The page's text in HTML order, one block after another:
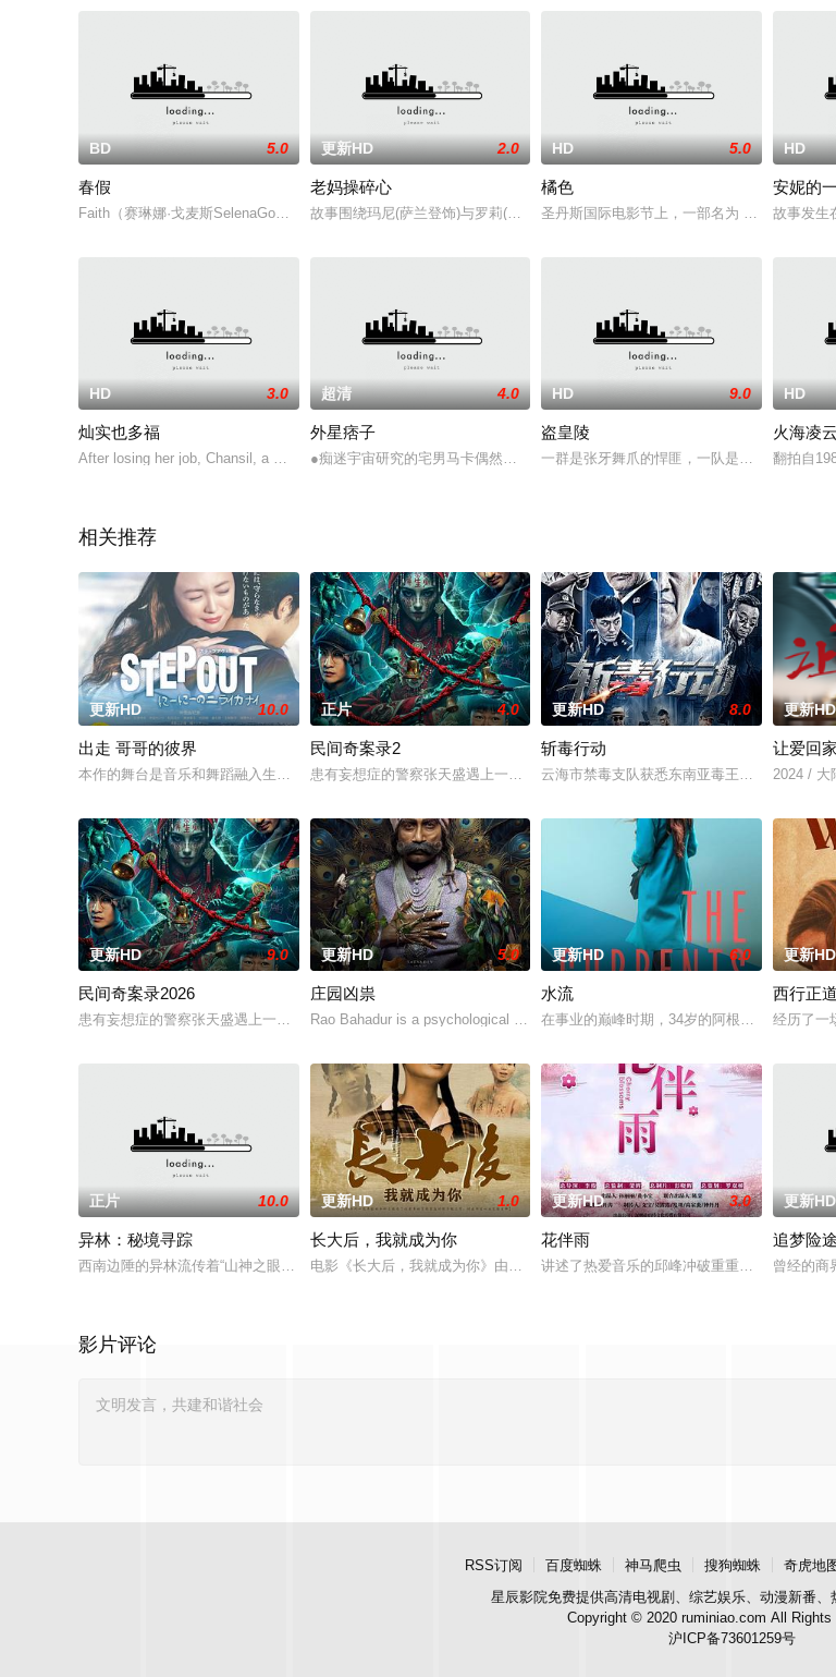
BD 5.0
春假
Faith（赛琳娜·戈麦斯SelenaGomez饰），Brit（艾什莉·本森AshleyBenson饰）
更新HD 2.0
老妈操碎心
故事围绕玛尼(萨兰登饰)与罗莉(拜恩饰)之间奇妙的母女关系展开。萨兰登与西蒙斯
HD 5.0
橘色
圣丹斯国际电影节上，一部名为 Tangerine （
HD
安妮的
故事发生
HD 3.0
灿实也多福
After losing her job, Chansil, a movie producer, mov
超清 4.0
外星痞子
●痴迷宇宙研究的宅男马卡偶然接收到了一颗来自外太空的神秘宝石，据说，这块宝
HD 9.0
盗皇陵
一群是张牙舞爪的悍匪，一队是英姿飒爽的娘
HD
火海凌
翻拍自
相关推荐
更新HD 10.0
出走 哥哥的彼界
本作的舞台是音乐和舞蹈融入生活的冲绳。与母亲朱音、妹妹舞一起生活的照屋踊，憧憬舞蹈学校的丽莎，开始了舞蹈
正片 4.0
民间奇案录2
患有妄想症的警察张天盛遇上一起离奇的神像杀人事件，勘案过程中，牵引出“婴胎报
更新HD 8.0
斩毒行动
云海市禁毒支队获悉东南亚毒王廖爷将携600
更新HD
让爱回家
2024 / 大
更新HD 9.0
民间奇案录2026
患有妄想症的警察张天盛遇上一起离奇的神像杀人事件，勘案过程中，牵引出“婴胎报仇”，“娘娘索命”等一连串妖
更新HD 5.0
庄园凶祟
Rao Bahadur is a psychological drama set against the
更新HD 6.0
水流
在事业的巅峰时期，34岁的阿根廷造型师丽娜
更新HD
西行正道
经历了一
正片 10.0
异林：秘境寻踪
西南边陲的异林流传着“山神之眼”的恐怖传说，生物系学生苏瑶与同学进山科考，却因遭遇飓风来袭而失联。救援副
更新HD 1.0
长大后，我就成为你
电影《长大后，我就成为你》由中共四川省第十一届党代表、第十二届中华慈善奖最
更新HD 3.0
花伴雨
讲述了热爱音乐的邱峰冲破重重阻力，克服种
更新HD
追梦险途
曾经的商
影片评论
RSS订阅 百度蜘蛛 神马爬虫 搜狗蜘蛛 奇虎地
星辰影院免费提供高清电视剧、综艺娱乐、动漫新番
Copyright © 2020 ruminiao.com All Rights
沪ICP备73601259号